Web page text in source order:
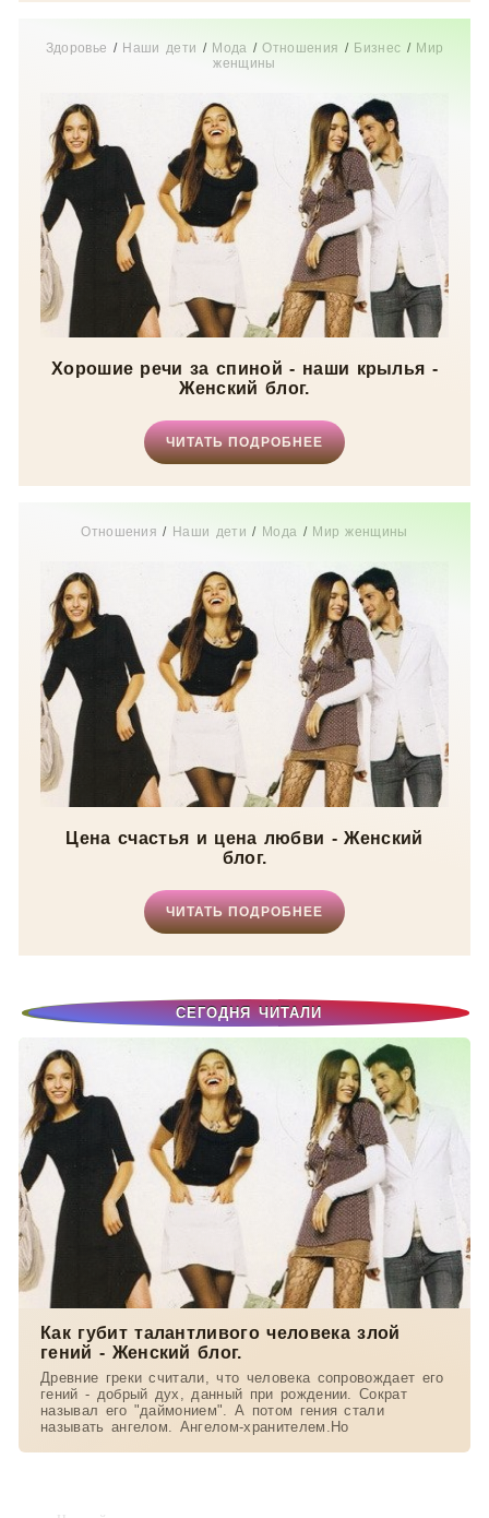
Здоровье / Наши дети / Мода /Отношения / Бизнес / Мир
женщины
Хорошие речи за спиной - наши крылья -
Женский блог.
ЧИТАТЬ ПОДРОБНЕЕ
Отношения / Наши дети / Мода / Мир женщины
Цена счастья и цена любви - Женский
блог.
ЧИТАТЬ ПОДРОБНЕЕ
СЕГОДНЯ ЧИТАЛИ
Как губит талантливого человека злой
гений - Женский блог.
Древние греки считали, что человека сопровождает его
гений - добрый дух, данный при рождении. Сократ
называл его "даймонием". А потом гения стали
называть ангелом. Ангелом-хранителем.Но